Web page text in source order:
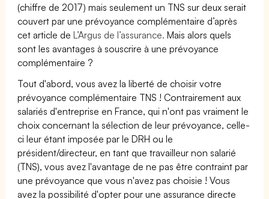
(chiffre de 2017) mais seulement un TNS sur deux serait
couvert par une prévoyance complémentaire d’après
cet article deL’Argus de l’assurance. Mais alors quels
sont les avantages à souscrire à une prévoyance
complémentaire ?
Tout d'abord, vous avez la liberté de choisir votre
prévoyance complémentaire TNS ! Contrairement aux
salariés d'entreprise en France, qui n'ont pas vraiment le
choix concernant la sélection de leur prévoyance, celle-
ci leur étant imposée par le DRH ou le
président/directeur, en tant que travailleur non salarié
(TNS), vous avez l'avantage de ne pas être contraint par
une prévoyance que vous n'avez pas choisie ! Vous
avez la possibilité d'opter pour une assurance directe